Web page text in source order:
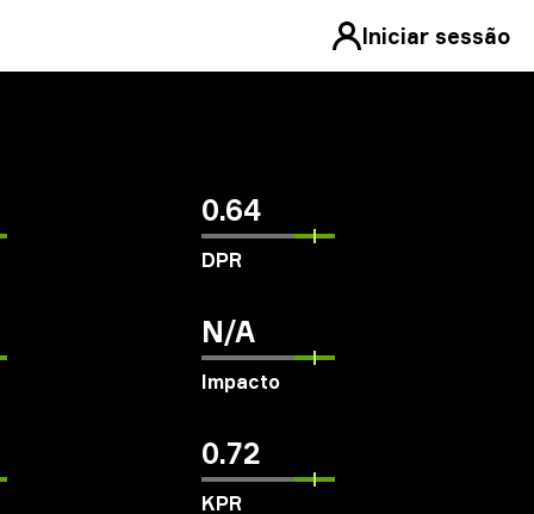
Iniciar sessão
0.64
DPR
N/A
Impacto
0.72
KPR